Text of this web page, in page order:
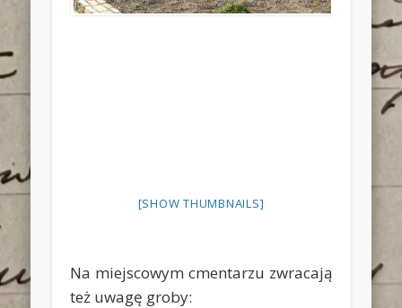
[SHOW THUMBNAILS]
Na miejscowym cmentarzu zwracają
też uwagę groby: